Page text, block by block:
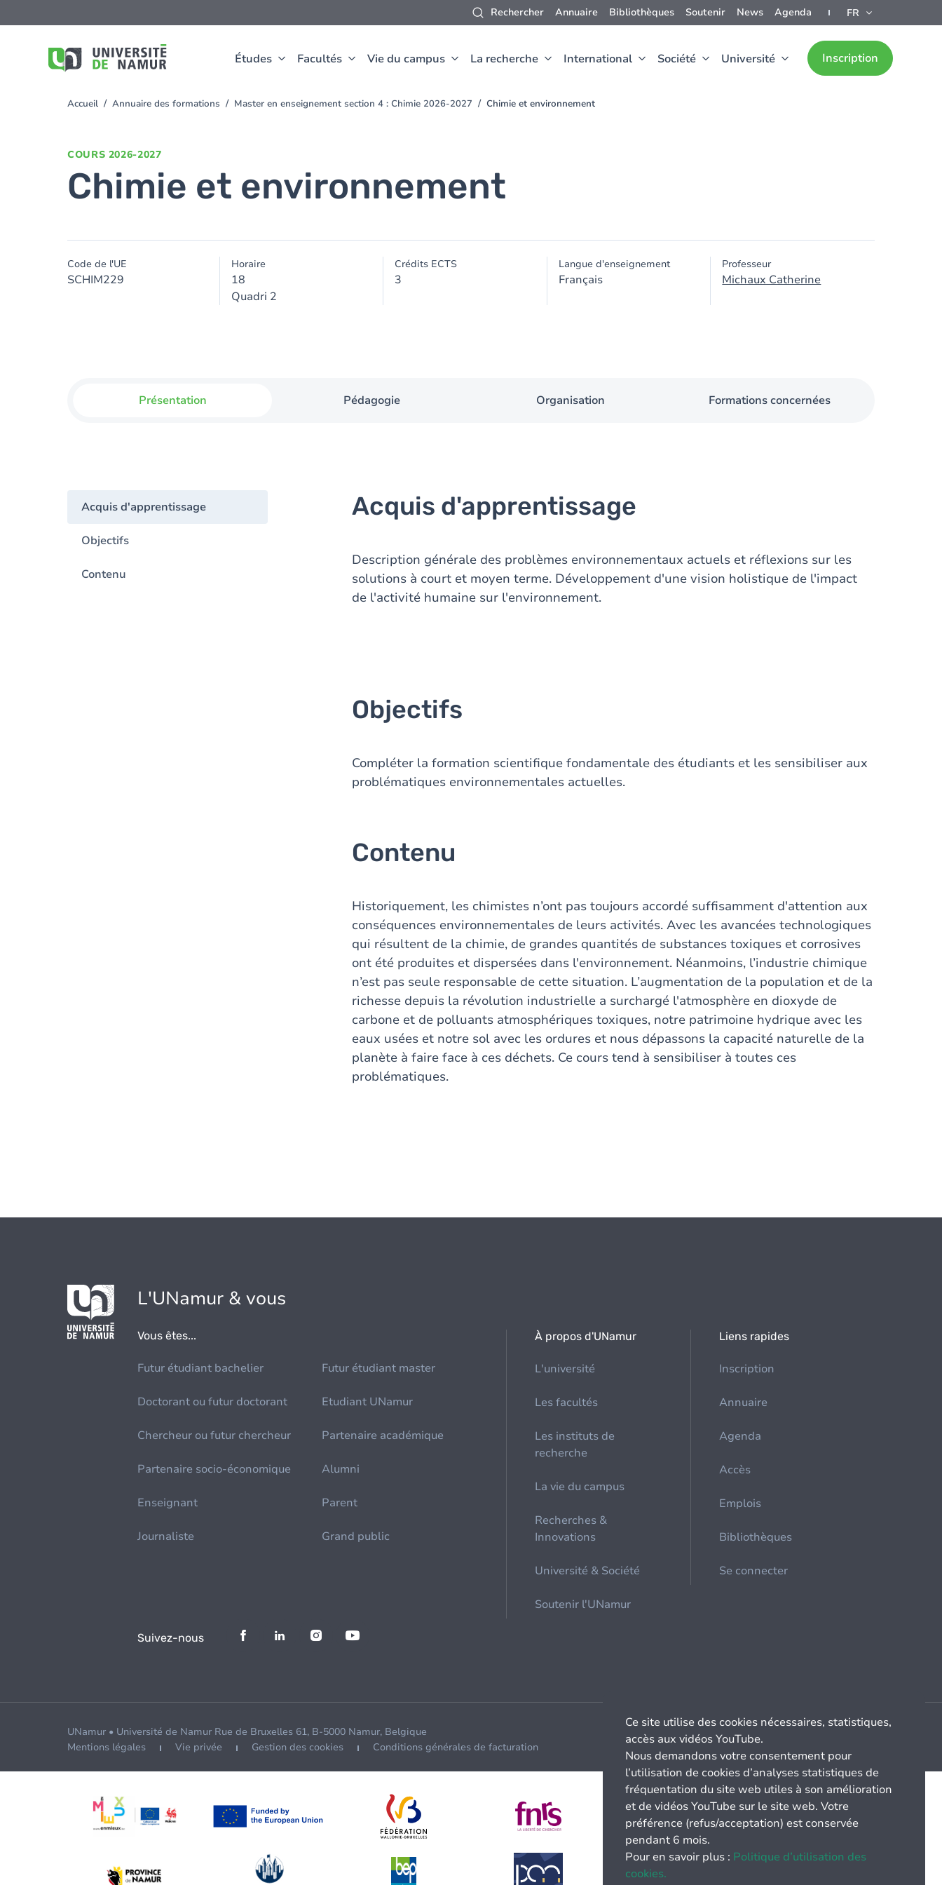
Rechercher Annuaire Bibliothèques Soutenir News Agenda FR
Études Facultés Vie du campus La recherche International Société Université Inscription
au
You
Accueil Annuaire des formations Master en enseignement section 4 : Chimie 2026-2027 Chimie et environnement
COURS 2026-2027
Chimie et environnement
Code de l'UE
SCHIM229
Horaire
18
Quadri 2
Crédits ECTS
3
Langue d'enseignement
Français
Professeur
Michaux Catherine
Présentation Pédagogie Organisation Formations concernées
Acquis d'apprentissage
Objectifs
Contenu
Acquis d'apprentissage
Description générale des problèmes environnementaux actuels et réflexions sur les
solutions à court et moyen terme. Développement d'une vision holistique de l'impact
de l'activité humaine sur l'environnement.
Objectifs
Compléter la formation scientifique fondamentale des étudiants et les sensibiliser aux
problématiques environnementales actuelles.
Contenu
Historiquement, les chimistes n’ont pas toujours accordé suffisamment d'attention aux
conséquences environnementales de leurs activités. Avec les avancées technologiques
qui résultent de la chimie, de grandes quantités de substances toxiques et corrosives
ont été produites et dispersées dans l'environnement. Néanmoins, l’industrie chimique
n’est pas seule responsable de cette situation. L’augmentation de la population et de la
richesse depuis la révolution industrielle a surchargé l'atmosphère en dioxyde de
carbone et de polluants atmosphériques toxiques, notre patrimoine hydrique avec les
eaux usées et notre sol avec les ordures et nous dépassons la capacité naturelle de la
planète à faire face à ces déchets. Ce cours tend à sensibiliser à toutes ces
problématiques.
L'UNamur & vous
Vous êtes...
Futur étudiant bachelier Futur étudiant master
Doctorant ou futur doctorant Etudiant UNamur
Chercheur ou futur chercheur Partenaire académique
Partenaire socio-économique Alumni
Enseignant Parent
Journaliste Grand public
À propos d'UNamur
L'université
Les facultés
Les instituts de
recherche
La vie du campus
Recherches &
Innovations
Université & Société
Soutenir l'UNamur
Liens rapides
Inscription
Annuaire
Agenda
Accès
Emplois
Bibliothèques
Se connecter
Suivez-nous
UNamur • Université de Namur Rue de Bruxelles 61, B-5000 Namur, Belgique
Mentions légales
Vie privée Gestion des cookies Conditions générales de facturation
Ce site utilise des cookies nécessaires, statistiques,
accès aux vidéos YouTube.
Nous demandons votre consentement pour
l’utilisation de cookies d’analyses statistiques de
fréquentation du site web utiles à son amélioration
et de vidéos YouTube sur le site web. Votre
préférence (refus/acceptation) est conservée
pendant 6 mois.
Pour en savoir plus : Politique d’utilisation des
cookies.